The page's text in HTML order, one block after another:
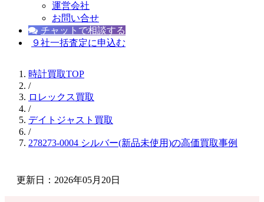
運営会社
お問い合せ
チャットで相談する
９社一括査定に申込む
時計買取TOP
/
ロレックス買取
/
デイトジャスト買取
/
278273-0004 シルバー(新品未使用)の高価買取事例
更新日：2026年05月20日